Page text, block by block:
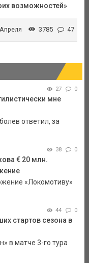
возможностей»
3785 47
27 0
мне
ответил, за
38 0
€ 20 млн.
«Локомотиву»
44 0
стартов сезона в
в матче 3-го тура